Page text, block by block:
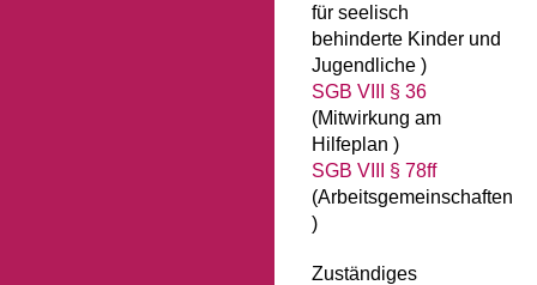
für seelisch
behinderte Kinder und
Jugendliche )
SGB VIII § 36
(Mitwirkung am
Hilfeplan )
SGB VIII § 78ff
(Arbeitsgemeinschaften
)
Zuständiges